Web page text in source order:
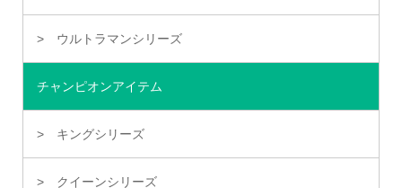
ウルトラマンシリーズ
チャンピオンアイテム
キングシリーズ
クイーンシリーズ